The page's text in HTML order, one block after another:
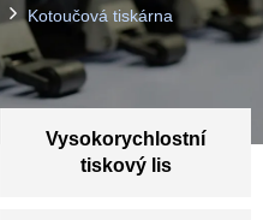
Kotoučová tiskárna
Vysokorychlostní
tiskový lis